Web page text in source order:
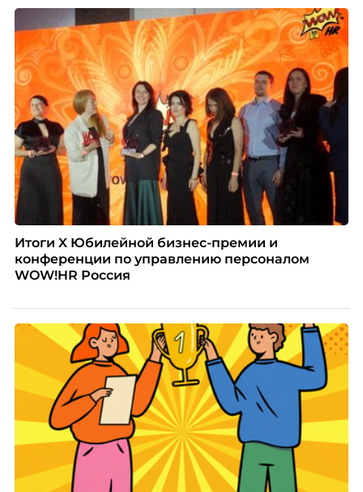
Итоги X Юбилейной бизнес-премии и
конференции по управлению персоналом
WOW!HR Россия